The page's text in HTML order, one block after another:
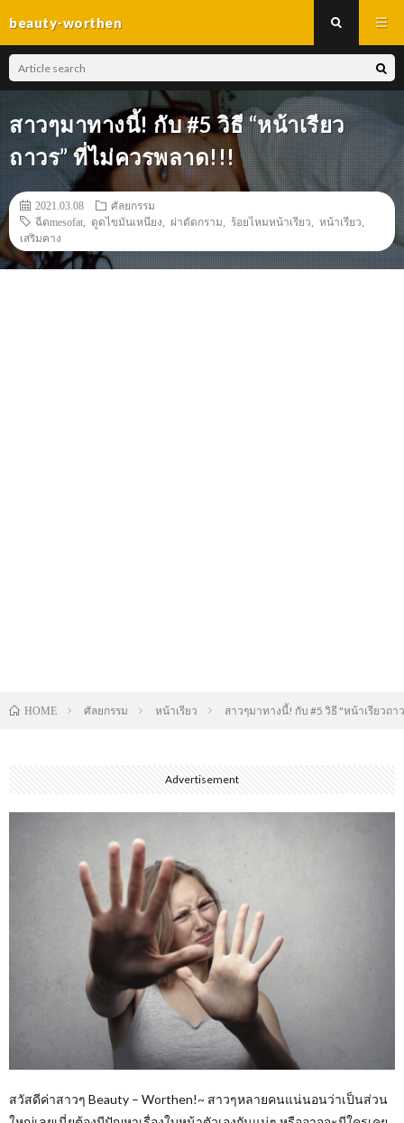
beauty-worthen
สาวๆมาทางนี้! กับ #5 วิธี “หน้าเรียว
ถาวร” ที่ไม่ควรพลาด!!!
2021.03.08
ศัลยกรรม
ฉีดmesofat
ดูดไขมันเหนียง ผ่าตัดกราม ร้อยไหมหน้าเรียว หน้าเรียว
เสริมคาง
HOME ศัลยกรรม หน้าเรียว สาวๆมาทางนี้! กับ #5 วิธี "หน้าเรียวถ
Advertisement
สวัสดีค่าสาวๆ Beauty – Worthen!~ สาวๆหลายคนแน่นอนว่าเป็นส่วน